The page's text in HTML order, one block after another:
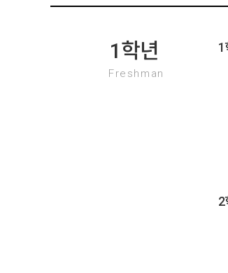
1학년
Freshman
1
2